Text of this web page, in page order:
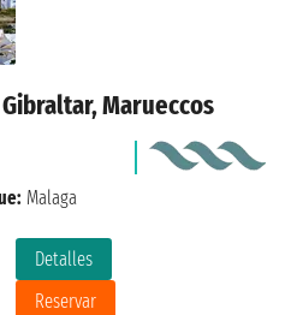
Marueccos
Detalles
Reservar
Malaga